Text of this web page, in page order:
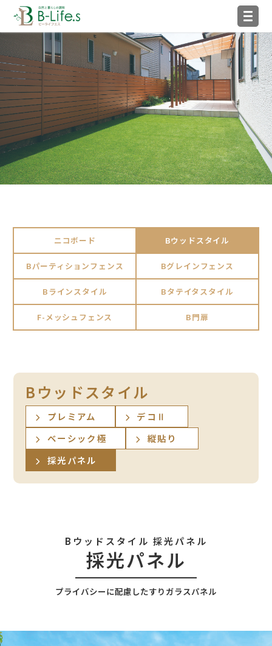
ニコボード Bウッドスタイル
Bパーティションフェンス Bグレインフェンス
Bラインスタイル Bタテイタスタイル
F-メッシュフェンス B門扉
Bウッドスタイル
プレミアム
デコⅡ
ベーシック極
縦貼り
採光パネル
Bウッドスタイル 採光パネル
採光パネル
プライバシーに配慮したすりガラスパネル